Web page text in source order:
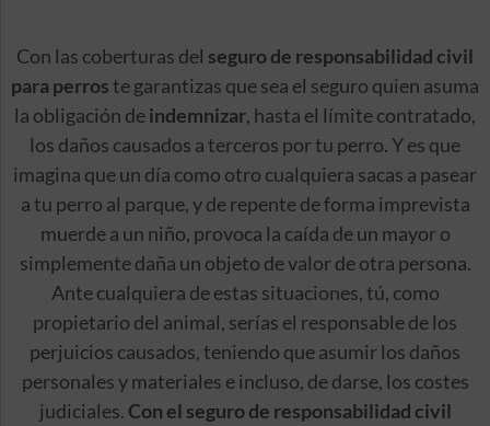
Con las coberturas del seguro de responsabilidad civil
para perroste garantizas que sea el seguro quien asuma
la obligación deindemnizar, hasta el límite contratado,
los daños causados a terceros por tu perro. Y es que
imagina que un día como otro cualquiera sacas a pasear
a tu perro al parque, y de repente de forma imprevista
muerde a un niño, provoca la caída de un mayor o
simplemente daña un objeto de valor de otra persona.
Ante cualquiera de estas situaciones, tú, como
propietario del animal, serías el responsable de los
perjuicios causados, teniendo que asumir los daños
personales y materiales e incluso, de darse, los costes
judiciales. Con el seguro de responsabilidad civil